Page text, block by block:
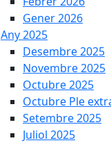
Gener 2026
Any 2025
Desembre 2025
Novembre 2025
Octubre 2025
Octubre Ple
Setembre 2025
Juliol 2025